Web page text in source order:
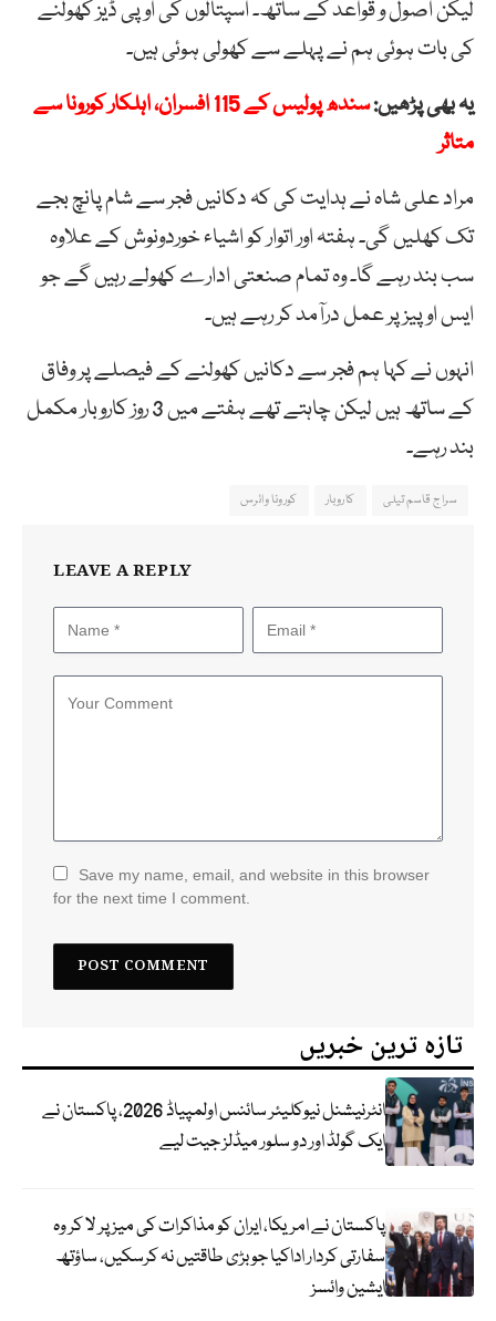
لیکن اصول و قواعد کے ساتھ۔ اسپتالوں کی اوپی ڈیز کھولنے
کی بات ہوئی ہم نے پہلے سے کھولی ہوئی ہیں۔
یہ بھی پڑھیں:
سندھ پولیس کے 115 افسران، اہلکار کورونا سے
متاثر
مراد علی شاہ نے ہدایت کی کہ دکانیں فجر سے شام پانچ بجے
تک کھلیں گی۔ ہفتہ اور اتوار کو اشیاء خوردونوش کے علاوہ
سب بند رہے گا۔ وہ تمام صنعتی ادارے کھولے رہیں گے جو
ایس او پیز پر عمل درآمد کر رہے ہیں۔
انہوں نے کہا ہم فجر سے دکانیں کھولنے کے فیصلے پر وفاق
کے ساتھ ہیں لیکن چاہتے تھے ہفتے میں 3 روز کاروبار مکمل
بند رہے۔
سراج قاسم تیلی کاروبار کورونا وائرس
LEAVE A REPLY
Save my name, email, and website in this browser
for the next time I comment.
تازہ ترین خبریں
انٹرنیشنل نیوکلیئر سائنس اولمپیاڈ 2026، پاکستان نے
ایک گولڈ اور دو سلور میڈلز جیت لیے
پاکستان نے امریکا، ایران کو مذاکرات کی میز پر لا کر وہ
سفارتی کردار اداکیا جو بڑی طاقتیں نہ کرسکیں، ساؤتھ
ایشین وائسز